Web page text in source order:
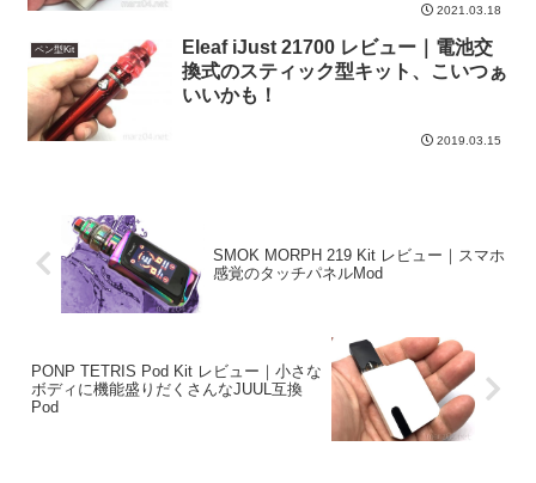
2021.03.18
ペン型Kit
Eleaf iJust 21700 レビュー｜電池交
換式のスティック型キット、こいつぁ
いいかも！
2019.03.15
SMOK MORPH 219 Kit レビュー｜スマホ
感覚のタッチパネルMod
PONP TETRIS Pod Kit レビュー｜小さな
ボディに機能盛りだくさんなJUUL互換
Pod